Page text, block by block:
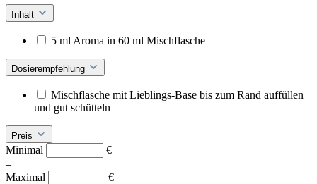
Inhalt
5 ml Aroma in 60 ml Mischflasche
Dosierempfehlung
Mischflasche mit Lieblings-Base bis zum Rand auffüllen
und gut schütteln
Preis
Minimal
€
–
Maximal
€